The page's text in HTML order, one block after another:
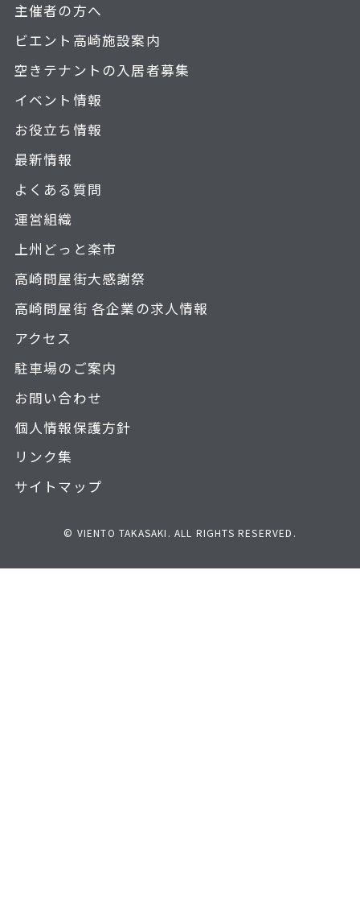
主催者の方へ
ビエント高崎施設案内
空きテナントの入居者募集
イベント情報
お役立ち情報
最新情報
よくある質問
運営組織
上州どっと楽市
高崎問屋街大感謝祭
高崎問屋街 各企業の求人情報
アクセス
駐車場のご案内
お問い合わせ
個人情報保護方針
リンク集
サイトマップ
© VIENTO TAKASAKI. ALL RIGHTS RESERVED.